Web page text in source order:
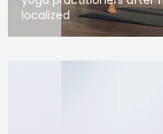
localized